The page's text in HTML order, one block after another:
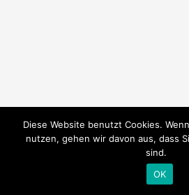
Gratis Whitepaper
Diese Website benutzt Cookies.
nutzen, gehen wir davon aus, dass
sind.
OK